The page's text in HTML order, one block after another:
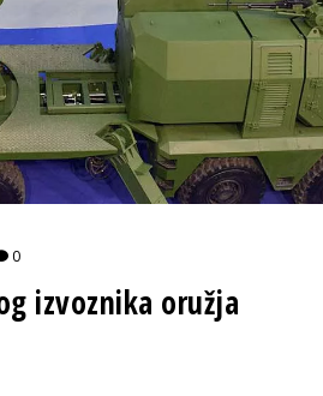
0
izvoznika oružja